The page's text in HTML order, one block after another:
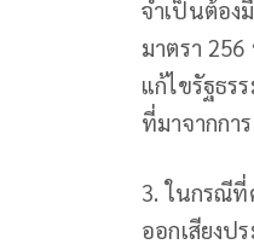
จำเป็นต้อง
มาตรา
แก้ไขรัฐธร
ที่มาจากกา
3. ในกรณีที่
ออกเสียงป